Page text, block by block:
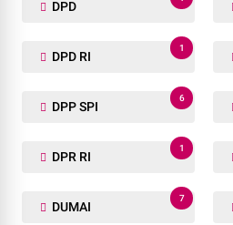
DPD
DPD RI
1
DPP SPI
6
DPR RI
1
DUMAI
7